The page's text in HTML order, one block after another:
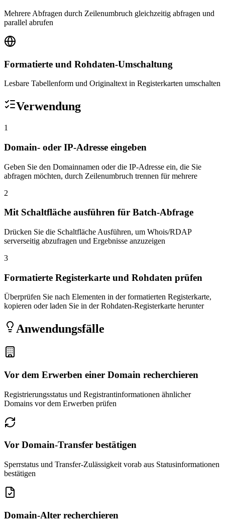
Mehrere Abfragen durch Zeilenumbruch gleichzeitig abfragen und
parallel abrufen
Formatierte und Rohdaten-Umschaltung
Lesbare Tabellenform und Originaltext in Registerkarten umschalten
Verwendung
1
Domain- oder IP-Adresse eingeben
Geben Sie den Domainnamen oder die IP-Adresse ein, die Sie
abfragen möchten, durch Zeilenumbruch trennen für mehrere
2
Mit Schaltfläche ausführen für Batch-Abfrage
Drücken Sie die Schaltfläche Ausführen, um Whois/RDAP
serverseitig abzufragen und Ergebnisse anzuzeigen
3
Formatierte Registerkarte und Rohdaten prüfen
Überprüfen Sie nach Elementen in der formatierten Registerkarte,
kopieren oder laden Sie in der Rohdaten-Registerkarte herunter
Anwendungsfälle
Vor dem Erwerben einer Domain recherchieren
Registrierungsstatus und Registrantinformationen ähnlicher
Domains vor dem Erwerben prüfen
Vor Domain-Transfer bestätigen
Sperrstatus und Transfer-Zulässigkeit vorab aus Statusinformationen
bestätigen
Domain-Alter recherchieren